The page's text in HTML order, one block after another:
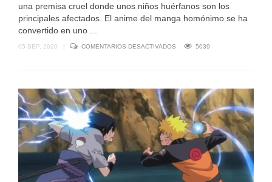
una premisa cruel donde unos niños huérfanos son los
principales afectados. El anime del manga homónimo se ha
convertido en uno ...
05 SEP, 2020 | COMENTARIOS DESACTIVADOS
PROMESA
DE
LIBERTAD
EN
UN
ORFANATO
5039